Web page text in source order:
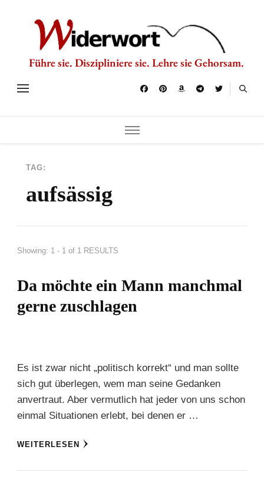
Führe sie. Diszipliniere sie. Lehre sie Gehorsam.
TAG:
aufsässig
Showing: 1 - 1 of 1 RESULTS
Da möchte ein Mann manchmal
gerne zuschlagen
Es ist zwar nicht „politisch korrekt“ und man sollte
sich gut überlegen, wem man seine Gedanken
anvertraut. Aber vermutlich hat jeder von uns schon
einmal Situationen erlebt, bei denen er …
WEITERLESEN